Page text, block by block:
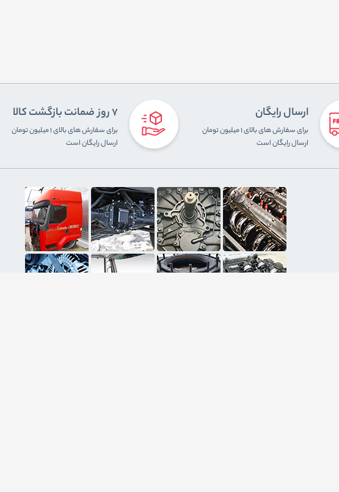
ارسال رایگان
برای سفارش های بالای ۱ میلیون تومان
ارسال رایگان است
7 روز ضمانت بازگشت کالا
برای سفارش های بالای ۱ میلیون تومان
ارسال رایگان است